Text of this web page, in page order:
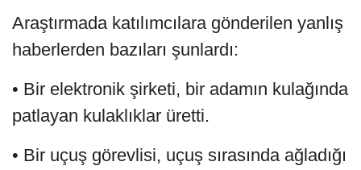
Araştırmada katılımcılara gönderilen yanlış
haberlerden bazıları şunlardı:
• Bir elektronik şirketi, bir adamın kulağında
patlayan kulaklıklar üretti.
• Bir uçuş görevlisi, uçuş sırasında ağladığı